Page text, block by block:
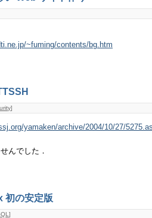
~fuming/contents/bg.htm
]
yamaken/archive/2004/10/27/
んでした．
初の安定版
]